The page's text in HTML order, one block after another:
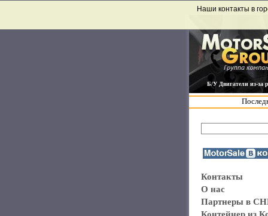
Б/У Двигатели из-за
Наши контакты в
Контакты
О нас
Партнеры в